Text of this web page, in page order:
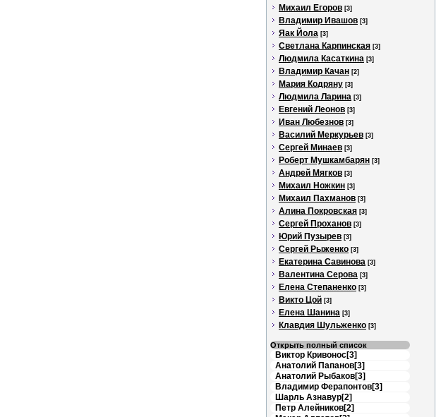
Михаил Егоров [3]
Владимир Ивашов [3]
Яак Йола [3]
Светлана Карпинская [3]
Людмила Касаткина [3]
Владимир Качан [2]
Мария Кодряну [3]
Людмила Ларина [3]
Евгений Леонов [3]
Иван Любезнов [3]
Василий Меркурьев [3]
Сергей Минаев [3]
Роберт Мушкамбарян [3]
Андрей Мягков [3]
Михаил Ножкин [3]
Михаил Пахманов [3]
Алина Покровская [3]
Сергей Проханов [3]
Юрий Пузырев [3]
Сергей Рыженко [3]
Екатерина Савинова [3]
Валентина Серова [3]
Елена Степаненко [3]
Викто Цой [3]
Елена Шанина [3]
Клавдия Шульженко [3]
Открыть полный список
Виктор Кривонос[3]
Анатолий Папанов[3]
Анатолий Рыбаков[3]
Владимир Ферапонтов[3]
Шарль Азнавур[2]
Петр Алейников[2]